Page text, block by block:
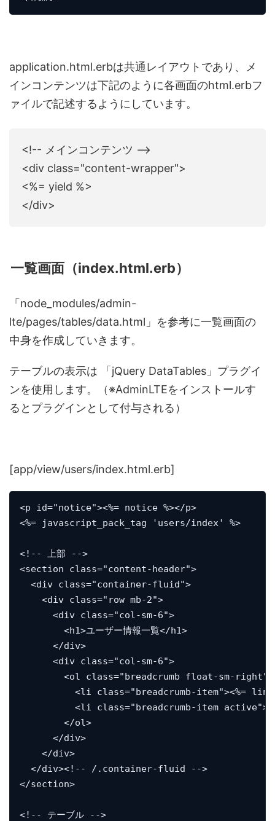
application.html.erbは共通レイアウトであり、メ
インコンテンツは下記のように各画面のhtml.erbフ
ァイルで記述するようにしています。
<!-- メインコンテンツ -->
<div class="content-wrapper">
<%= yield %>
</div>
一覧画面（index.html.erb）
「node_modules/admin-
lte/pages/tables/data.html」を参考に一覧画面の
中身を作成していきます。
テーブルの表示は 「jQuery DataTables」プラグイ
ンを使用します。（※AdminLTEをインストールす
るとプラグインとして付与される）
[app/view/users/index.html.erb]
<p id="notice"><%= notice %></p>
<%= javascript_pack_tag 'users/index' %>
<!-- 上部 -->
<section class="content-header">
  <div class="container-fluid">
    <div class="row mb-2">
      <div class="col-sm-6">
        <h1>ユーザー情報一覧</h1>
      </div>
      <div class="col-sm-6">
        <ol class="breadcrumb float-sm-right">
<li class="breadcrumb-item"><%=
<li class="breadcrumb-item active">ユ
        </ol>
      </div>
    </div>
  </div><!-- /.container-fluid -->
</section>
<!-- テーブル -->